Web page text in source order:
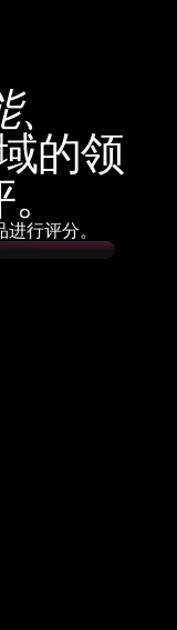
的领
行评分。